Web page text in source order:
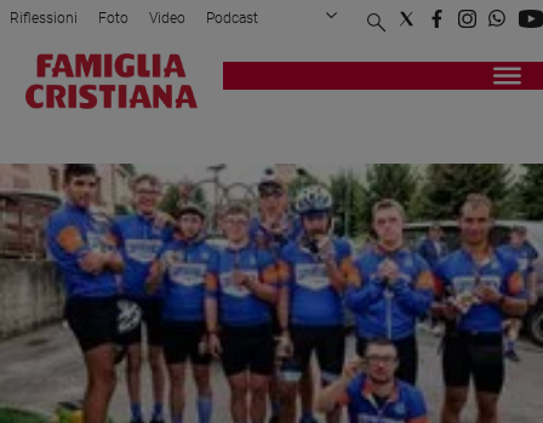
Attualità
Politica
Mondo
Economia
Legalità
giustizia
Sport
Interviste
Riflessioni Foto Video Podcast
Privacy Policy Chi siamo
Registrati Redazione